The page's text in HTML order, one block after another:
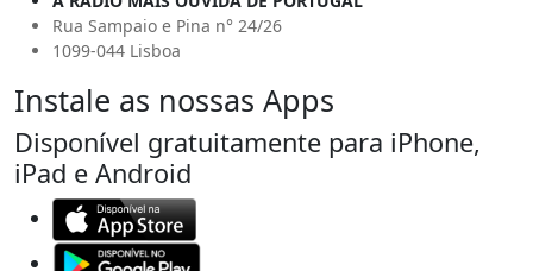
Rua Sampaio e Pina n° 24/26
1099-044 Lisboa
Instale as nossas Apps
Disponível gratuitamente para iPhone,
iPad e Android